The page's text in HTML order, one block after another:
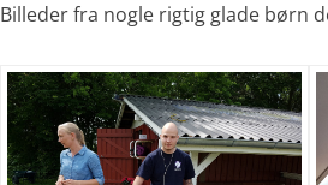
Billeder fra nogle rigtig glade børn